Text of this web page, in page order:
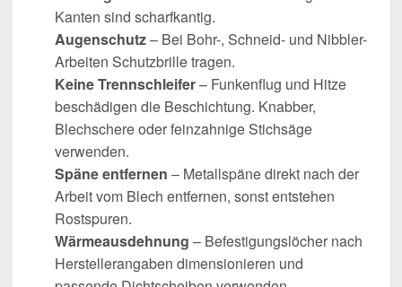
Kanten sind scharfkantig.
Augenschutz– Bei Bohr-, Schneid- und Nibbler-
Arbeiten Schutzbrille tragen.
Keine Trennschleifer– Funkenflug und Hitze
beschädigen die Beschichtung. Knabber,
Blechschere oder feinzahnige Stichsäge
verwenden.
Späne entfernen – Metallspäne direkt nach der
Arbeit vom Blech entfernen, sonst entstehen
Rostspuren.
Wärmeausdehnung – Befestigungslöcher nach
Herstellerangaben dimensionieren und